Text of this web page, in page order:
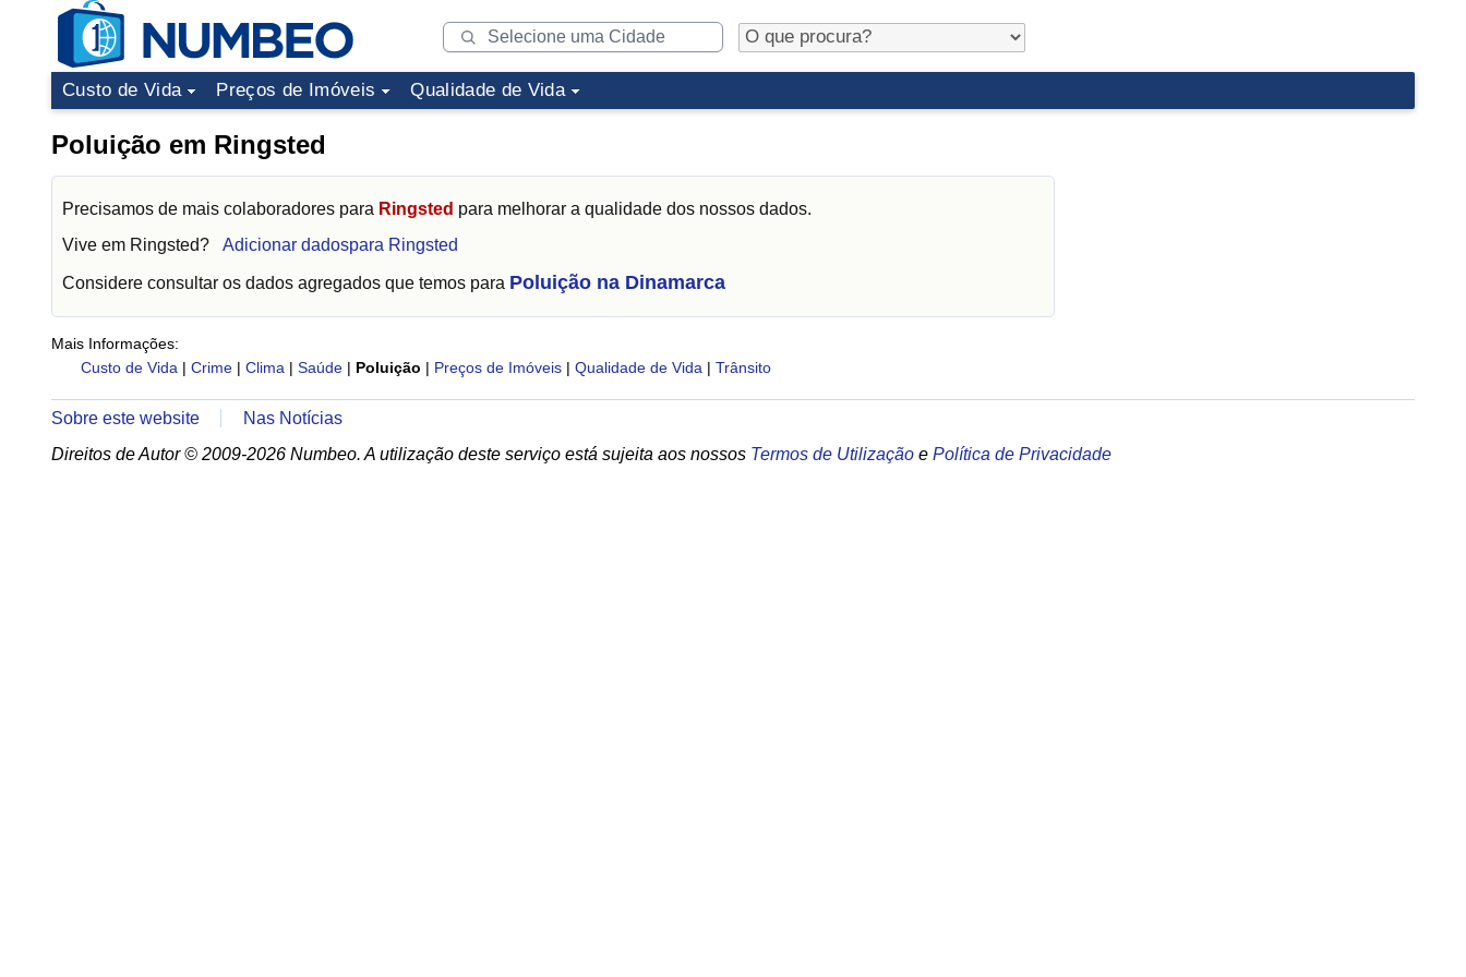
Custo de Vida Preços de Imóveis Qualidade de Vida
Poluição em Ringsted
Precisamos de mais colaboradores para Ringsted para melhorar a qualidade dos nossos dados.
Vive em Ringsted? Adicionar dadospara Ringsted
Considere consultar os dados agregados que temos para Poluição na Dinamarca
Mais Informações:
Custo de Vida | Crime | Clima | Saúde | Poluição | Preços de Imóveis | Qualidade de Vida | Trânsito
Sobre este website
Nas Notícias
Direitos de Autor © 2009-2026 Numbeo. A utilização deste serviço está sujeita aos nossos Termos de Utilização e Política de Privacidade